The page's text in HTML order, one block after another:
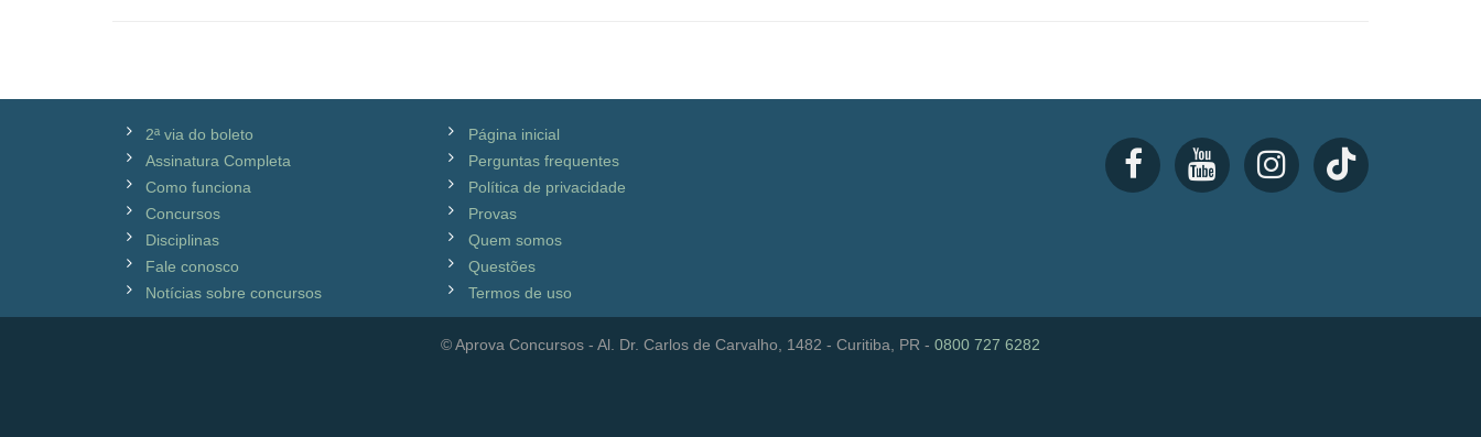
2ª via do boleto
Assinatura Completa
Como funciona
Concursos
Disciplinas
Fale conosco
Notícias sobre concursos
Página inicial
Perguntas frequentes
Política de privacidade
Provas
Quem somos
Questões
Termos de uso
© Aprova Concursos - Al. Dr. Carlos de Carvalho, 1482 - Curitiba, PR - 0800 727 6282